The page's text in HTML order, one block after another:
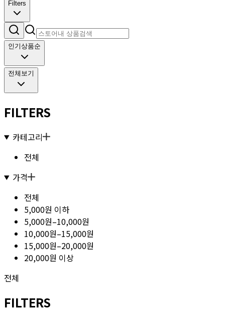
Filters
인기상품순
전체보기
FILTERS
카테고리
전체
가격
전체
5,000원 이하
5,000원–10,000원
10,000원–15,000원
15,000원–20,000원
20,000원 이상
전체
FILTERS